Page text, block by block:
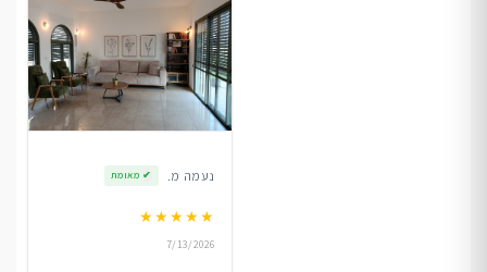
נעמה מ. ✔ מאומת
★★★★★
7/13/2026